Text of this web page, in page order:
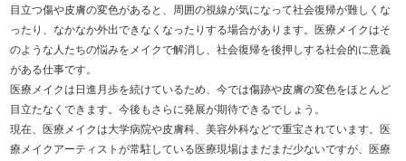
目立つ傷や皮膚の変色があると、周囲の視線が気になって社会復帰が難しくな
ったり、なかなか外出できなくなったりする場合があります。医療メイクはそ
のような人たちの悩みをメイクで解消し、社会復帰を後押しする社会的に意義
がある仕事です。
医療メイクは日進月歩を続けているため、今では傷跡や皮膚の変色をほとんど
目立たなくできます。今後もさらに発展が期待できるでしょう。
現在、医療メイクは大学病院や皮膚科、美容外科などで重宝されています。医
療メイクアーティストが常駐している医療現場はまだまだ少ないですが、医療